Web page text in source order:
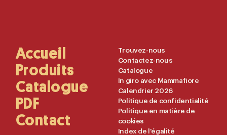
Main
Navigation
Accueil
Produits
Catalogue
PDF
Contact
Useful
Links
Trouvez-nous
Contactez-nous
Catalogue
In giro avec Mammafiore
Calendrier 2026
Politique de confidentialité
Politique en matière de
cookies
Index de l'égalité